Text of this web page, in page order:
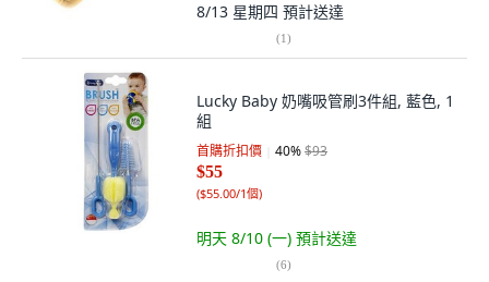
8/13 星期四 預計送達
(1)
Lucky Baby 奶嘴吸管刷3件組, 藍色, 1
組
首購折扣價 40%$93
$55
($55.00/1個)
明天 8/10 (一) 預計送達
(6)